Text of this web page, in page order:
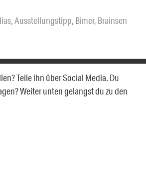
,Ausstellungstipp, Bimer, Brainsen
Teile ihn über Social Media. Du
Weiter unten gelangst du zu den